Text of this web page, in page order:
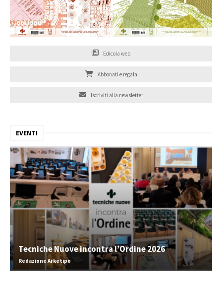
Edicola web
Abbonati e regala
Iscriviti alla newsletter
EVENTI
Tecniche Nuove incontra l’Ordine 2026
Redazione Arketipo